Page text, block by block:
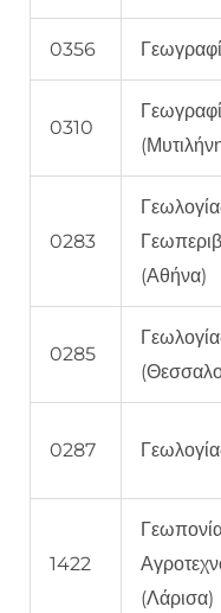
0356
0310
0283
(Αθήνα)
0285
0287
1422
(Λάρισα)